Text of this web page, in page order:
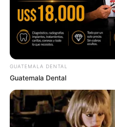
ดวงรายวัน 24 สิงหาคม 2565
24 ส.ค. 2022
GUATEMALA DENTAL
Guatemala Dental